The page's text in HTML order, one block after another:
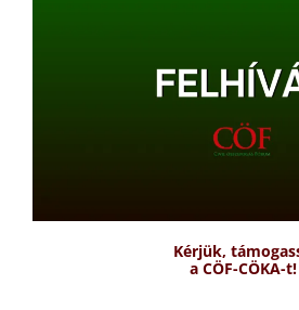
Kérjük,
a CÖF-CÖKA-t!